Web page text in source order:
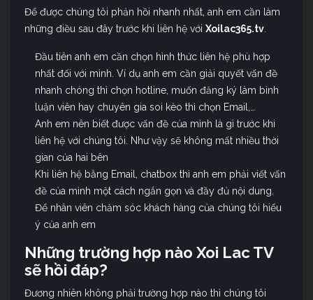
Để được chúng tôi phản hồi nhanh nhất, anh em cần làm
những điều sau đây trước khi liên hệ với Xoilac365.tv.
Đầu tiên anh em cần chọn hình thức liên hệ phù hợp
nhất đối với mình. Ví dụ anh em cần giải quyết vấn đề
nhanh chóng thì chọn hotline, muốn đăng ký làm bình
luận viên hay chuyên gia soi kèo thì chọn Email,…
Anh em nên biết được vấn đề của mình là gì trước khi
liên hệ với chúng tôi. Như vậy sẽ không mất nhiều thời
gian của hai bên
Khi liên hệ bằng Email, chatbox thì anh em phải viết vấn
đề của mình một cách ngắn gọn và đầy đủ nội dung.
Để nhân viên chăm sóc khách hàng của chúng tôi hiểu
ý của anh em
Những trường hợp nào Xoi Lac TV
sẽ hồi đáp?
Đương nhiên không phải trường hợp nào thì chúng tôi